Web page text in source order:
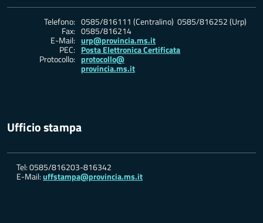
Telefono: 0585/816111 (Centralino) 0585/816252 (Urp)
Fax: 0585/816214
E-Mail: urp@provincia.ms.it
PEC: Posta Elettronica Certificata
Protocollo: protocollo@
provincia.ms.it
Ufficio stampa
Tel: 0585/816203-816342
E-Mail:uffstampa@provincia.ms.it